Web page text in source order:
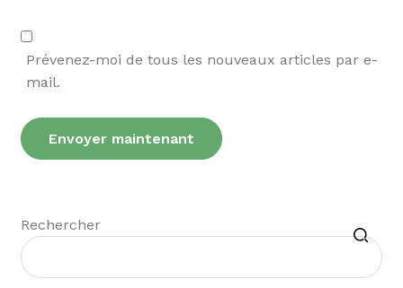
Prévenez-moi de tous les nouveaux articles par e-
mail.
Rechercher
Recherche